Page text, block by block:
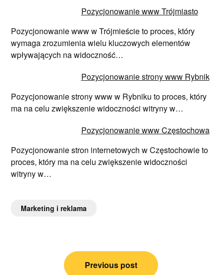
Pozycjonowanie www Trójmiasto
Pozycjonowanie www w Trójmieście to proces, który
wymaga zrozumienia wielu kluczowych elementów
wpływających na widoczność…
Pozycjonowanie strony www Rybnik
Pozycjonowanie strony www w Rybniku to proces, który
ma na celu zwiększenie widoczności witryny w…
Pozycjonowanie www Częstochowa
Pozycjonowanie stron internetowych w Częstochowie to
proces, który ma na celu zwiększenie widoczności
witryny w…
Marketing i reklama
Nawigacja
Previous post